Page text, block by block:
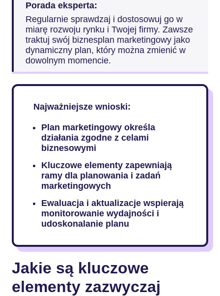
Porada eksperta:
Regularnie sprawdzaj i dostosowuj go w
miarę rozwoju rynku i Twojej firmy. Zawsze
traktuj swój biznesplan marketingowy jako
dynamiczny plan, który można zmienić w
dowolnym momencie.
Najważniejsze wnioski:
Plan marketingowy określa
działania zgodne z celami
biznesowymi
Kluczowe elementy zapewniają
ramy dla planowania i zadań
marketingowych
Ewaluacja i aktualizacje wspierają
monitorowanie wydajności i
udoskonalanie planu
Jakie są kluczowe
elementy zazwyczaj